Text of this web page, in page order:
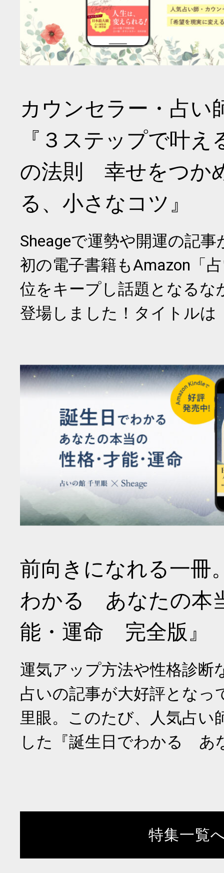
カウンセラー・占い
『３ステップで叶
の法則 幸せをつか
る、小さなコツ』
Sheageで運勢や開運の記
初の電子書籍もAmazon「
位をキープし話題となるな
登場しました！タイトルは
前向きになれる一冊
わかる あなたの本
能・運命 完全版』
運気アップ方法や性格診断
占いの記事が大好評となっ
里眼。このたび、人気占い
した『誕生日でわかる あ
特集一覧